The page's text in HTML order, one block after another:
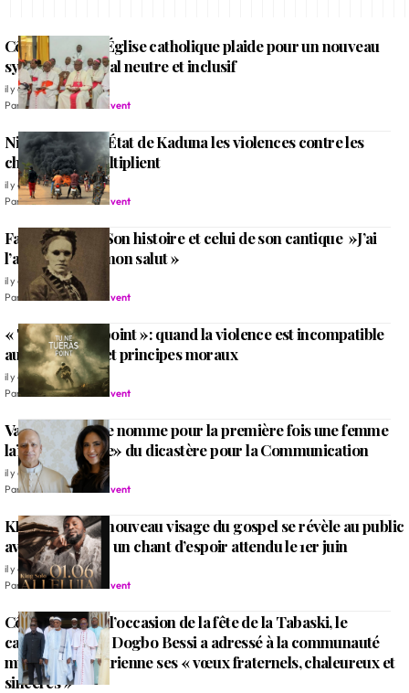
Côte d’Ivoire: l’Église catholique plaide pour un nouveau
système électoral neutre et inclusif
il y a 2 mois
Par Rédaction Alleluia Event
Nigeria: Dans l’État de Kaduna les violences contre les
chrétiens se multiplient
il y a 2 mois
ParRédaction Alleluia Event
Fanny Crosby: Son histoire et celui de son cantique »J’ai
l’assurance de mon salut »
il y a 2 mois
Par
Rédaction Alleluia Event
« Tu ne tueras point »: quand la violence est incompatible
aux croyances et principes moraux
il y a 2 mois
Par Rédaction Alleluia Event
Vatican: Le pape nomme pour la première fois une femme
laïque «ministre» du dicastère pour la Communication
il y a 2 mois
ParRédaction Alleluia Event
KING SOLO le nouveau visage du gospel se révèle au public
avec « Alléluia » un chant d’espoir attendu le 1er juin
il y a 2 mois
Par Rédaction Alleluia Event
Côte d’Ivoire: À l’occasion de la fête de la Tabaski, le
cardinal Ignace Dogbo Bessi a adressé à la communauté
musulmane ivoirienne ses « vœux fraternels, chaleureux et
sincères »